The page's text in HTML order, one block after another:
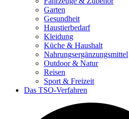
Garten
Gesundheit
Haustierbedarf
Kleidung
Küche & Haushalt
Nahrungsergänzungsmittel
Outdoor & Natur
Reisen
Sport & Freizeit
Das TSO-Verfahren